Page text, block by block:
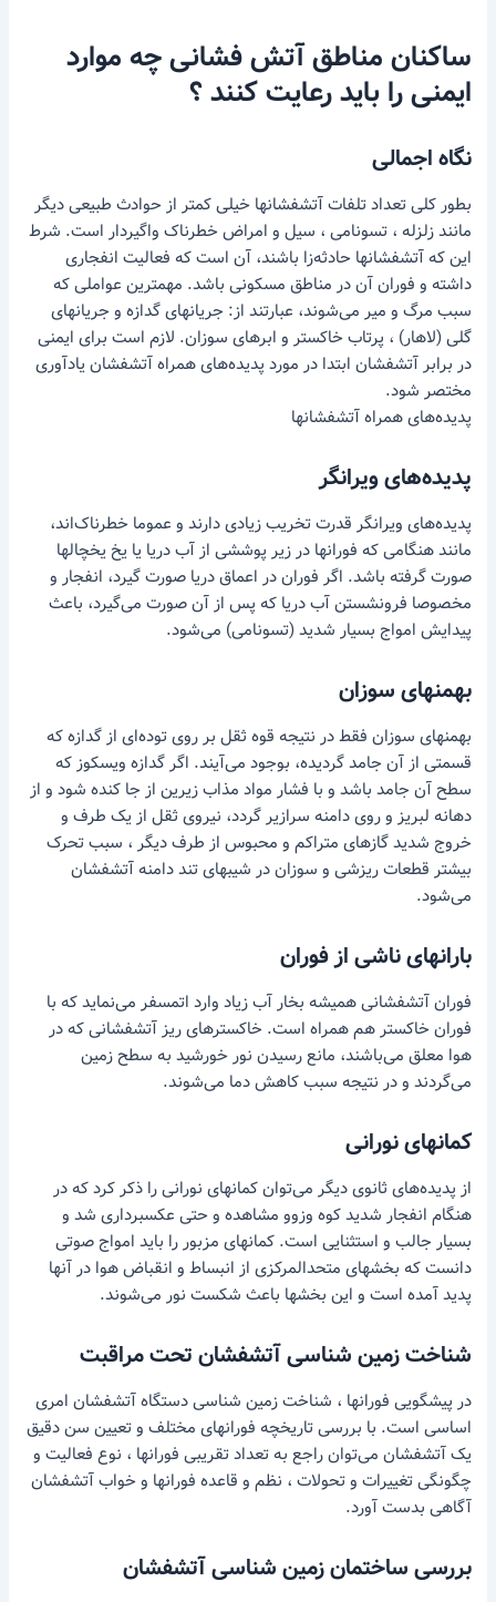
ساکنان مناطق آتش فشانی چه موارد
ایمنی را باید رعایت کنند ؟
نگاه اجمالی
بطور کلی تعداد تلفات آتشفشانها خیلی کمتر از حوادث طبیعی دیگر
مانند زلزله ، تسونامی ، سیل و امراض خطرناک واگیردار است. شرط
این که آتشفشانها حادثه‌زا باشند، آن است که فعالیت انفجاری
داشته و فوران آن در مناطق مسکونی باشد. مهمترین عواملی که
سبب مرگ و میر می‌شوند، عبارتند از: جریانهای گدازه و جریانهای
گلی (لاهار) ، پرتاب خاکستر و ابرهای سوزان. لازم است برای ایمنی
در برابر آتشفشان ابتدا در مورد پدیده‌های همراه آتشفشان یادآوری
مختصر شود.
پدیده‌های همراه آتشفشانها
پدیده‌های ویرانگر
پدیده‌های ویرانگر قدرت تخریب زیادی دارند و عموما خطرناک‌اند،
مانند هنگامی که فورانها در زیر پوششی از آب دریا یا یخ یخچالها
صورت گرفته باشد. اگر فوران در اعماق دریا صورت گیرد، انفجار و
مخصوصا فرونشستن آب دریا که پس از آن صورت می‌گیرد، باعث
پیدایش امواج بسیار شدید (تسونامی) می‌شود.
بهمنهای سوزان
بهمنهای سوزان فقط در نتیجه قوه ثقل بر روی توده‌ای از گدازه که
قسمتی از آن جامد گردیده، بوجود می‌آیند. اگر گدازه ویسکوز که
سطح آن جامد باشد و با فشار مواد مذاب زیرین از جا کنده شود و از
دهانه لبریز و روی دامنه سرازیر گردد، نیروی ثقل از یک طرف و
خروج شدید گازهای متراکم و محبوس از طرف دیگر ، سبب تحرک
بیشتر قطعات ریزشی و سوزان در شیبهای تند دامنه آتشفشان
می‌شود.
بارانهای ناشی از فوران
فوران آتشفشانی همیشه بخار آب زیاد وارد اتمسفر می‌نماید که با
فوران خاکستر هم همراه است. خاکسترهای ریز آتشفشانی که در
هوا معلق می‌باشند، مانع رسیدن نور خورشید به سطح زمین
می‌گردند و در نتیجه سبب کاهش دما می‌شوند.
کمانهای نورانی
از پدیده‌های ثانوی دیگر می‌توان کمانهای نورانی را ذکر کرد که در
هنگام انفجار شدید کوه وزوو مشاهده و حتی عکسبرداری شد و
بسیار جالب و استثنایی است. کمانهای مزبور را باید امواج صوتی
دانست که بخشهای متحدالمرکزی از انبساط و انقباض هوا در آنها
پدید آمده است و این بخشها باعث شکست نور می‌شوند.
شناخت زمین شناسی آتشفشان تحت مراقبت
در پیشگویی فورانها ، شناخت زمین شناسی دستگاه آتشفشان امری
اساسی است. با بررسی تاریخچه فورانهای مختلف و تعیین سن دقیق
یک آتشفشان می‌توان راجع به تعداد تقریبی فورانها ، نوع فعالیت و
چگونگی تغییرات و تحولات ، نظم و قاعده فورانها و خواب آتشفشان
آگاهی بدست آورد.
بررسی ساختمان زمین شناسی آتشفشان